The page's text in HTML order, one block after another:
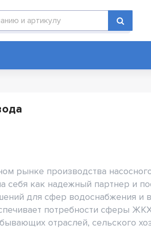
рынке производства
себя как надежный партнер и
для сфер водоснабжения и
потребности сферы
отраслей, сельского